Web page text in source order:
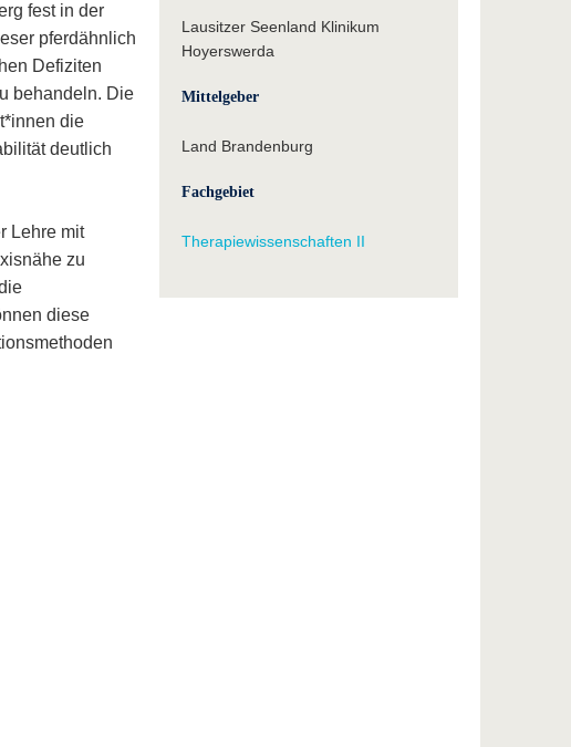
fest in der
pferdähnlich
Defiziten
behandeln. Die
die
deutlich
Lehre mit
zu
diese
Lausitzer Seenland Klinikum
Hoyerswerda
Mittelgeber
Land Brandenburg
Fachgebiet
Therapiewissenschaften II